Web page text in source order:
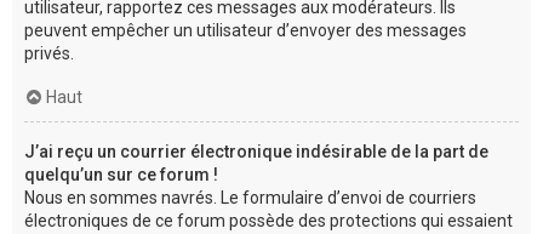
utilisateur, rapportez ces messages aux modérateurs. Ils
peuvent empêcher un utilisateur d’envoyer des messages
privés.
Haut
J’ai reçu un courrier électronique indésirable de la part de
quelqu’un sur ce forum !
Nous en sommes navrés. Le formulaire d’envoi de courriers
électroniques de ce forum possède des protections qui essaient